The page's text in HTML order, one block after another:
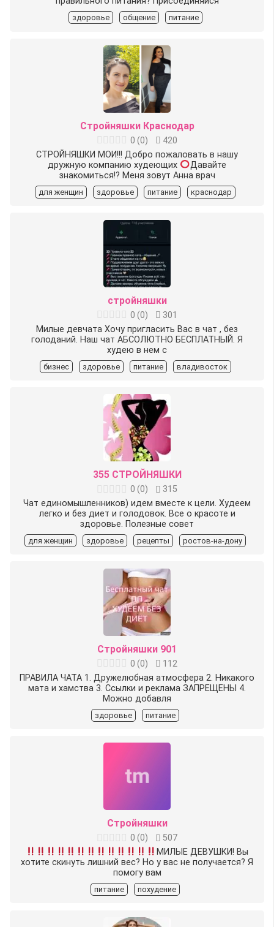
здоровье общение питание
Стройняшки Краснодар
0 (0)
420
СТРОЙНЯШКИ МОИ!!! Добро пожаловать в нашу
дружную компанию худеющих
Давайте
знакомиться!? Меня зовут Анна врач
для женщин здоровье питание краснодар
стройняшки
0 (0)
301
Милые девчата Хочу пригласить Вас в чат , без
голоданий. Наш чат АБСОЛЮТНО БЕСПЛАТНЫЙ. Я
худею в нем с
бизнес здоровье питание владивосток
355 СТРОЙНЯШКИ
0 (0)
315
Чат единомышленников) идем вместе к цели. Худеем
легко и без диет и голодовок. Все о красоте и
здоровье. Полезные совет
для женщин здоровье рецепты ростов-на-дону
Стройняшки 901
0 (0)
112
ПРАВИЛА ЧАТА 1. Дружелюбная атмосфера 2. Никакого
мата и хамства 3. Ссылки и реклама ЗАПРЕЩЕНЫ 4.
Можно добавля
здоровье питание
Стройняшки
0 (0)
507
МИЛЫЕ ДЕВУШКИ! Вы
хотите скинуть лишний вес? Но у вас не получается? Я
помогу вам
питание похудение